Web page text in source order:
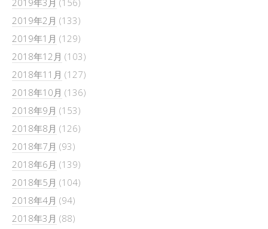
2019年2月 (133)
2019年1月 (129)
2018年12月 (103)
2018年11月 (127)
2018年10月 (136)
2018年9月 (153)
2018年8月 (126)
2018年7月 (93)
2018年6月 (139)
2018年5月 (104)
2018年4月 (94)
2018年3月 (88)